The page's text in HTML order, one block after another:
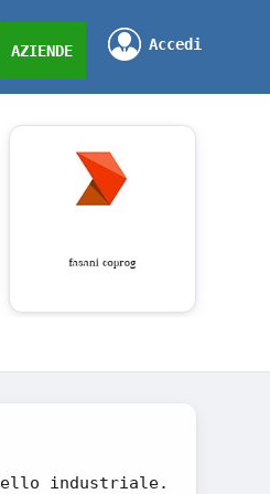
Accedi
AZIENDE
industriale.